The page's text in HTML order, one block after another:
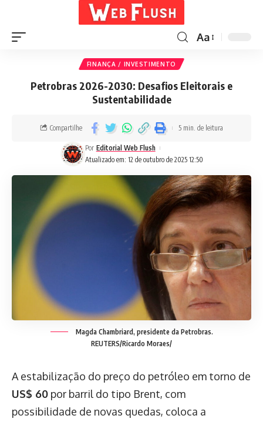
Aa
FINANÇA / INVESTIMENTO
Petrobras 2026-2030: Desafios Eleitorais e
Sustentabilidade
Atualizado em: 12 de outubro de 2025 12:50
Por Editorial Web Flush
Compartilhe 5 min. de leitura
Magda Chambriard, presidente da Petrobras.
REUTERS/Ricardo Moraes/
A estabilização do preço do petróleo em torno de
US$ 60 por barril do tipo Brent, com
possibilidade de novas quedas, coloca a